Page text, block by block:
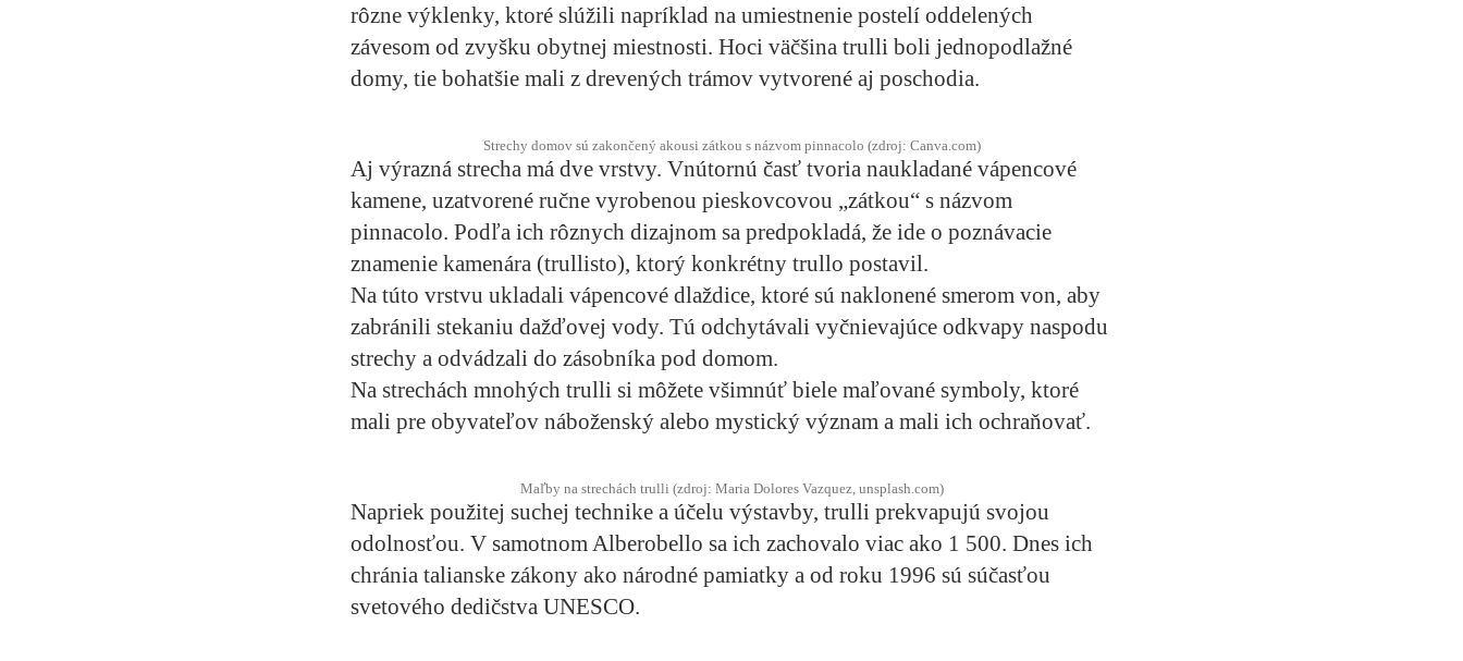
rôzne výklenky, ktoré slúžili napríklad na umiestnenie postelí oddelených
závesom od zvyšku obytnej miestnosti. Hoci väčšina trulli boli jednopodlažné
domy, tie bohatšie mali z drevených trámov vytvorené aj poschodia.
Strechy domov sú zakončený akousi zátkou s názvom pinnacolo (zdroj: Canva.com)
Aj výrazná strecha má dve vrstvy. Vnútornú časť tvoria naukladané vápencové
kamene, uzatvorené ručne vyrobenou pieskovcovou „zátkou“ s názvom
pinnacolo. Podľa ich rôznych dizajnom sa predpokladá, že ide o poznávacie
znamenie kamenára (trullisto), ktorý konkrétny trullo postavil.
Na túto vrstvu ukladali vápencové dlaždice, ktoré sú naklonené smerom von, aby
zabránili stekaniu dažďovej vody. Tú odchytávali vyčnievajúce odkvapy naspodu
strechy a odvádzali do zásobníka pod domom.
Na strechách mnohých trulli si môžete všimnúť biele maľované symboly, ktoré
mali pre obyvateľov náboženský alebo mystický význam a mali ich ochraňovať.
Maľby na strechách trulli (zdroj: Maria Dolores Vazquez, unsplash.com)
Napriek použitej suchej technike a účelu výstavby, trulli prekvapujú svojou
odolnosťou. V samotnom Alberobello sa ich zachovalo viac ako 1 500. Dnes ich
chránia talianske zákony ako národné pamiatky a od roku 1996 sú súčasťou
svetového dedičstva UNESCO.